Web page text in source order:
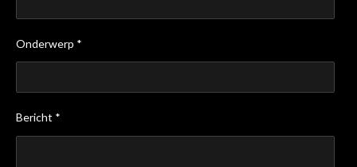
Onderwerp *
Bericht *